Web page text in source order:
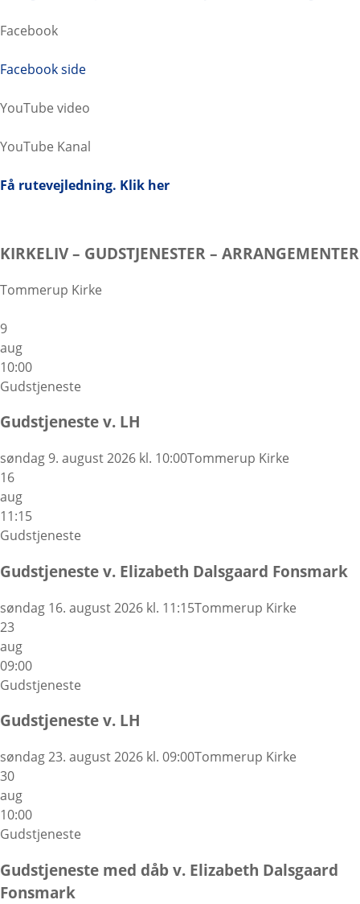
Facebook
Facebook side
YouTube video
YouTube Kanal
Få rutevejledning. Klik her
KIRKELIV – GUDSTJENESTER – ARRANGEMENTER
Tommerup Kirke
9
aug
10:00
Gudstjeneste
Gudstjeneste v. LH
søndag 9. august 2026 kl. 10:00Tommerup Kirke
16
aug
11:15
Gudstjeneste
Gudstjeneste v. Elizabeth Dalsgaard Fonsmark
søndag 16. august 2026 kl. 11:15Tommerup Kirke
23
aug
09:00
Gudstjeneste
Gudstjeneste v. LH
søndag 23. august 2026 kl. 09:00Tommerup Kirke
30
aug
10:00
Gudstjeneste
Gudstjeneste med dåb v. Elizabeth Dalsgaard
Fonsmark